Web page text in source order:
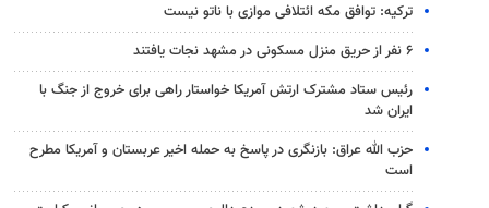
ترکیه: توافق مکه ائتلافی موازی با ناتو نیست
۶ نفر از حریق منزل مسکونی در مشهد نجات یافتند
رئیس ستاد مشترک ارتش آمریکا خواستار راهی برای خروج از جنگ با
ایران شد
حزب الله عراق: بازنگری در پاسخ به حمله اخیر عربستان و آمریکا مطرح
است